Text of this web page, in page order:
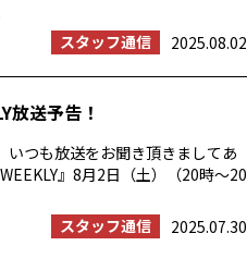
スタッフ通信
2025.08.02
放送予告！
いつも放送をお聞き頂きましてあ
』8月2日（土）（20時〜20
スタッフ通信
2025.07.30